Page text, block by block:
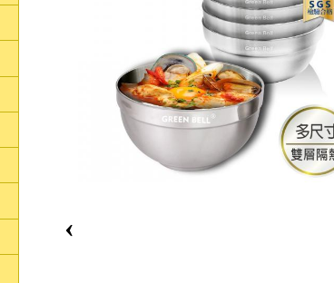
‹